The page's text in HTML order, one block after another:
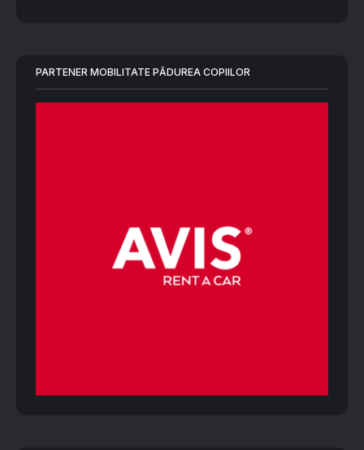
PARTENER MOBILITATE PĂDUREA COPIILOR